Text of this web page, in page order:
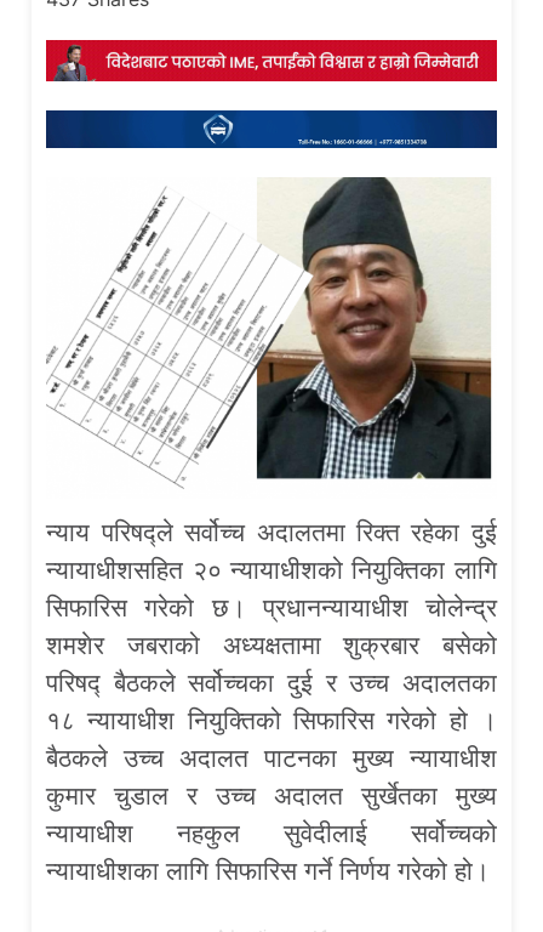
न्याय परिषद्ले सर्वोच्च अदालतमा रिक्त रहेका दुई
न्यायाधीशसहित २० न्यायाधीशको नियुक्तिका लागि
सिफारिस गरेको छ। प्रधानन्यायाधीश चोलेन्द्र
शमशेर जबराको अध्यक्षतामा शुक्रबार बसेको
परिषद्‍ बैठकले सर्वोच्चका दुई र उच्च अदालतका
१८ न्यायाधीश नियुक्तिको सिफारिस गरेको हो ।
बैठकले उच्च अदालत पाटनका मुख्य न्यायाधीश
कुमार चुडाल र उच्च अदालत सुर्खेतका मुख्य
न्यायाधीश नहकुल सुवेदीलाई सर्वोच्चको
न्यायाधीशका लागि सिफारिस गर्ने निर्णय गरेको हो।